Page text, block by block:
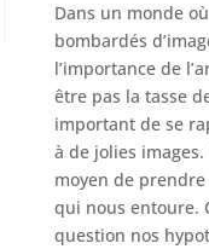
Dans un monde
bombardés
l’importance de
être pas la tasse
important de se
à de jolies
moyen de
qui nous entoure.
question nos